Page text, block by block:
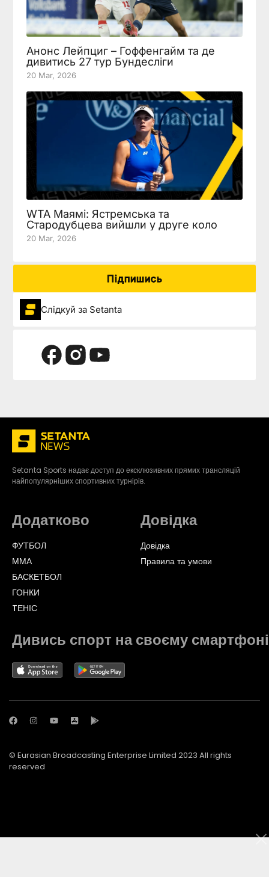
Анонс Лейпциг – Гоффенгайм та де
дивитись 27 тур Бундесліги
20 Mar, 2026
WTA Маямі: Ястремська та
Стародубцева вийшли у друге коло
20 Mar, 2026
Підпишись
Слідкуй за Setanta
Setanta Sports надає доступ до ексклюзивних прямих трансляцій
найпопулярніших спортивних турнірів.
Додатково
ФУТБОЛ
ММА
БАСКЕТБОЛ
ГОНКИ
TЕНІС
Довідка
Довідка
Правила та умови
Дивись спорт на своєму смартфоні
© Eurasian Broadcasting Enterprise Limited 2023 All rights
reserved